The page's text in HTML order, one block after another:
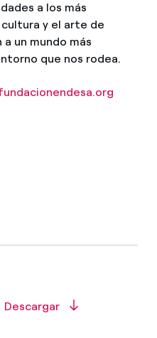
a los más
y el arte de
un mundo más
que nos rodea.
Descargar